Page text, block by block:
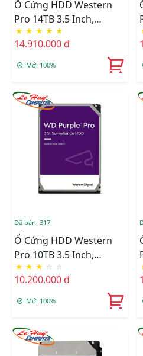
Ổ Cứng HDD Western
Pro 14TB 3.5 Inch,
7200RPM,SATA 3, 512MB
Cache (WD141PURP)
★ ★ ★ ★ ★
14.910.000 đ
Mới 100%
Đã bán: 317
Ổ Cứng HDD Western
Pro 10TB 3.5 Inch,
7200RPM,SATA 3, 256MB
Cache (WD101PURP)
★ ★ ★ ☆ ☆
10.200.000 đ
Mới 100%